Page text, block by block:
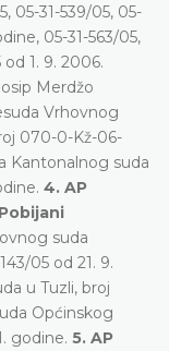
05-31-539/05, 05-
05-31-563/05,
1. 9. 2006.
Merdžo
Vrhovnog
070-0-Kž-06-
Kantonalnog suda
4. AP
Pobijani
suda
05 od 21. 9.
u Tuzli, broj
Općinskog
godine. 5. AP